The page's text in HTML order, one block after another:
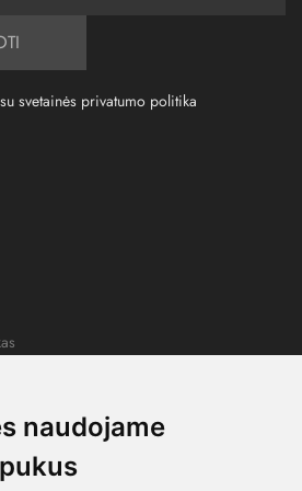
naudojame
svetainės privatumo politika
nr.: